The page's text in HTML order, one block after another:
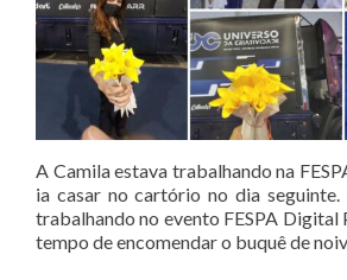
A Camila estava trabalhando na
ia casar no cartório no dia seguinte.
trabalhando no evento FESPA Digital
tempo de encomendar o buquê de